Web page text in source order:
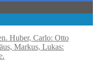
Huber, Carlo: Otto
Markus, Lukas: